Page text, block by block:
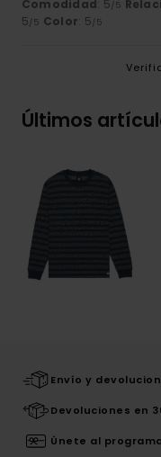
Comodidad: 5/5
5/5 Color: 5/5
Últimos
Envío y
Devoluciones en
Únete al